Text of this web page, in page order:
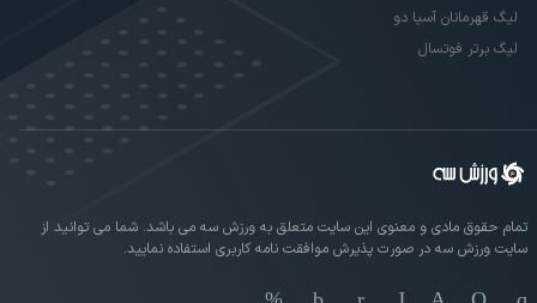
لیگ قهرمانان آسیا دو
لیگ برتر فوتسال
تمام حقوق مادی و معنوی این سایت متعلق به ورزش سه می باشد. شما می توانید از
سایت ورزش سه در صورت پذیرش موافقت نامه کاربری استفاده نمایید.